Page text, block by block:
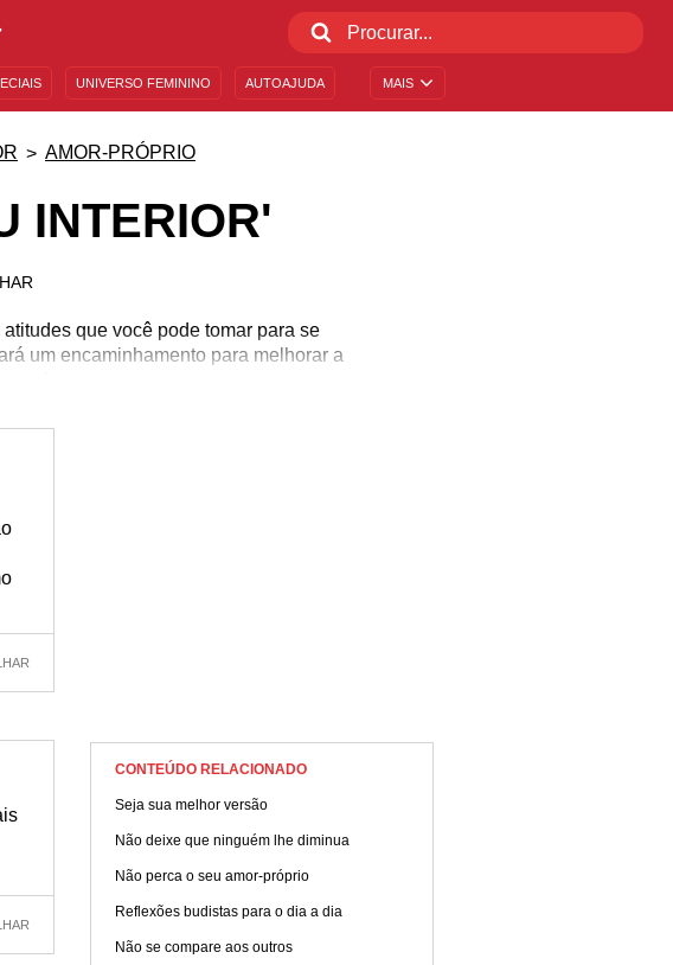
MAIS
UNIVERSO FEMININO AUTOAJUDA
AMOR-PRÓPRIO
INTERIOR'
que você pode tomar para se
um encaminhamento para melhorar a
CONTEÚDO RELACIONADO
Seja sua melhor versão
Não deixe que ninguém lhe diminua
Não perca o seu amor-próprio
Reflexões budistas para o dia a dia
Não se compare aos outros